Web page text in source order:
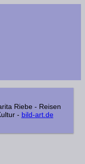
Riebe - Reisen
- bild-art.de